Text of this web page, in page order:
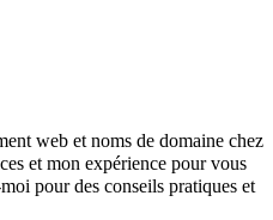
web et noms de domaine chez
et mon expérience pour vous
pour des conseils pratiques et